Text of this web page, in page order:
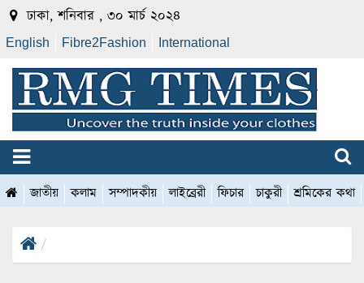
ঢাকা, শনিবার , ৩০ মার্চ ২০২৪
English Fibre2Fashion International
জাতীয় কলাম সম্পাদকীয় লাইব্রেরী ফিচার চাকুরী শ্রমিকের কথা